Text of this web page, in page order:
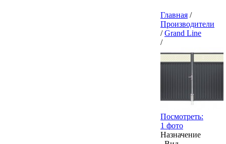
Главная /
Производители
/Grand Line
/
Посмотреть:
1 фото
Назначение